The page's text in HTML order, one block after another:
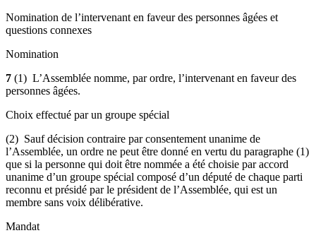
Nomination de l’intervenant en faveur des personnes âgées et
questions connexes
Nomination
7 (1) L’Assemblée nomme, par ordre, l’intervenant en faveur des
personnes âgées.
Choix effectué par un groupe spécial
(2) Sauf décision contraire par consentement unanime de
l’Assemblée, un ordre ne peut être donné en vertu du paragraphe (1)
que si la personne qui doit être nommée a été choisie par accord
unanime d’un groupe spécial composé d’un député de chaque parti
reconnu et présidé par le président de l’Assemblée, qui est un
membre sans voix délibérative.
Mandat